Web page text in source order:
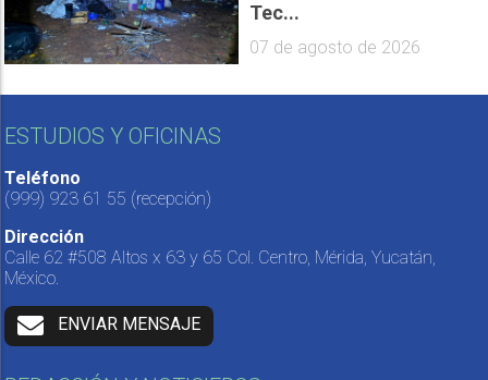
Tec...
07 de agosto de 2026
ESTUDIOS Y OFICINAS
Teléfono
(999) 923 61 55 (recepción)
Dirección
Calle 62 #508 Altos x 63 y 65 Col. Centro, Mérida, Yucatán,
México.
ENVIAR MENSAJE